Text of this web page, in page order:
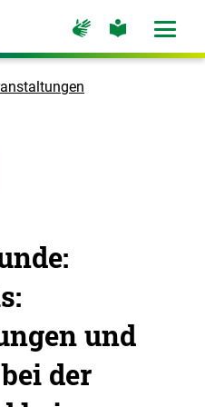
Zur
Seite
Gebärdensprache
Zur
Seite
leichte
Menü
und
der